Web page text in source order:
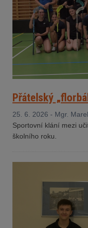
Přátelský
25. 6. 2026 - Mgr.
Sportovní klání mezi
školního roku.